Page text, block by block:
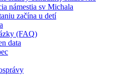
námestia sv Michala
začína u detí
(FAQ)
data